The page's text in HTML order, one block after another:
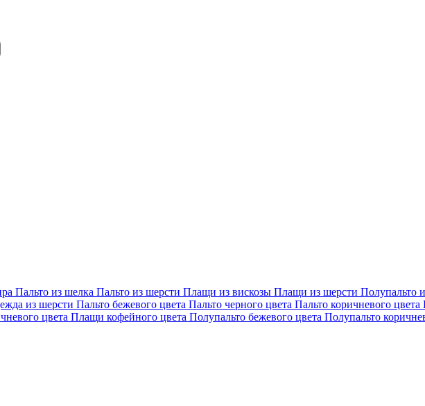
Пальто из шелка Пальто из шерсти Плащи из вискозы Плащи из шерсти Полупальто
из шерсти Пальто бежевого цвета Пальто черного цвета Пальто коричневого цвета
цвета Плащи кофейного цвета Полупальто бежевого цвета Полупальто